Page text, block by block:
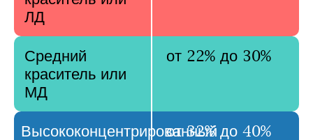
ЛД
Средний
краситель или
МД
от 22% до 30%
Высококонцентрированныйот 32% до 40%